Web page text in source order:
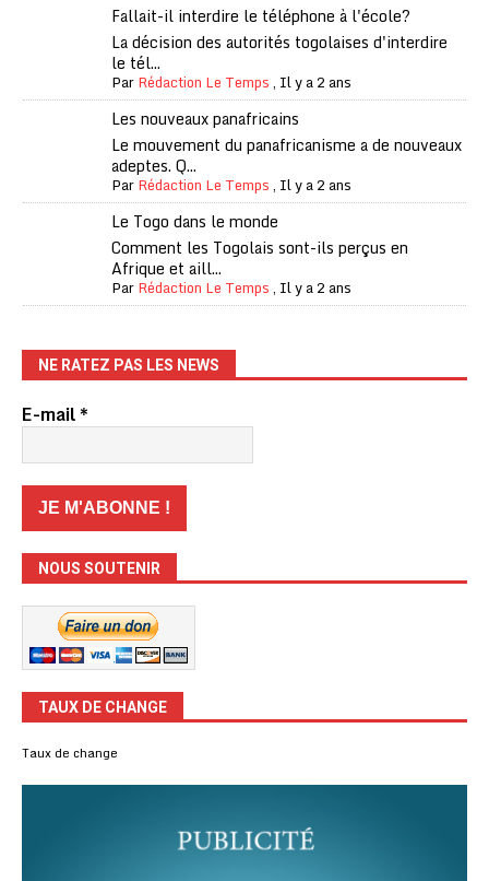
Fallait-il interdire le téléphone à l'école?
La décision des autorités togolaises d'interdire
le tél...
ParRédaction Le Temps, Il y a 2 ans
Les nouveaux panafricains
Le mouvement du panafricanisme a de nouveaux
adeptes. Q...
ParRédaction Le Temps, Il y a 2 ans
Le Togo dans le monde
Comment les Togolais sont-ils perçus en
Afrique et aill...
ParRédaction Le Temps, Il y a 2 ans
NE RATEZ PAS LES NEWS
E-mail*
NOUS SOUTENIR
TAUX DE CHANGE
Taux de change